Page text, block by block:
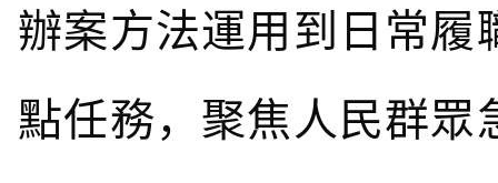
辦案方法運用到日常履
點任務，聚焦人民群眾